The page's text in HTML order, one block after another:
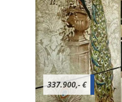
337.900,- €